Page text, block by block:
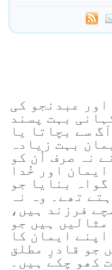
عبدنجو کی
میں کہانی بہت پسند
سے بچاتا یا
بہت زیادہ
نہ صرف اُن کو
اور خُدا
بنایا جو
تھے۔ وہ نہ
فرزند ہیں،
ہیں جو
ایمان کا
جو قادرِ مطلق
کھو چکے ہیں۔